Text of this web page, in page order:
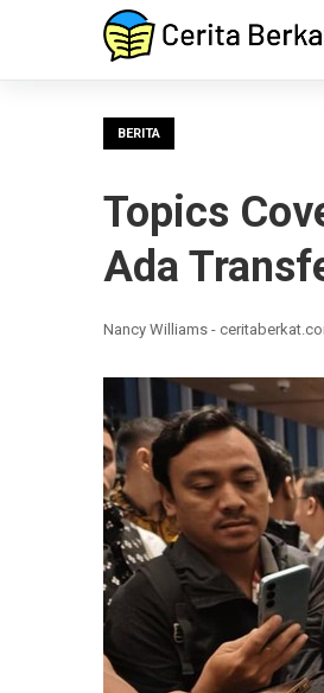
BERITA
Topics
Ada
Nancy Williams -